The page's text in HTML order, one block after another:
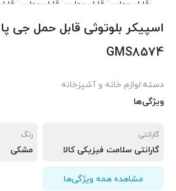
اسپیکر بلوتوثی قابل حمل جی
GMS8574
دسته:لوازم خانه و آشپزخانه
ویژگی‌ها
گارانتی
گارانتی سلامت فیزیکی کالا
رنگ
مشکی
مشاهده همه ویژگی‌ها